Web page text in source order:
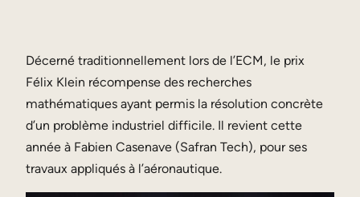
Décerné traditionnellement lors de l’ECM, le prix
Félix Klein récompense des recherches
mathématiques ayant permis la résolution concrète
d’un problème industriel difficile. Il revient cette
année à Fabien Casenave (Safran Tech), pour ses
travaux appliqués à l’aéronautique.